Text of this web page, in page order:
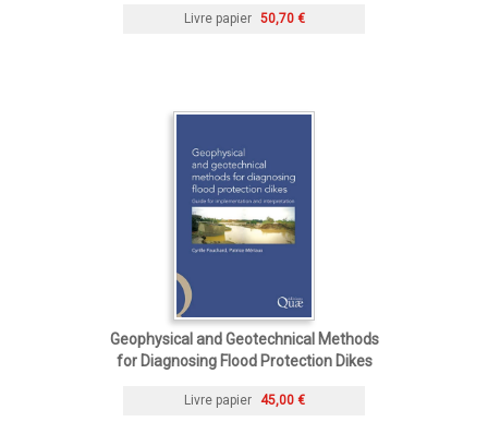
Livre papier 50,70 €
Geophysical and Geotechnical Methods
for Diagnosing Flood Protection Dikes
Livre papier 45,00 €